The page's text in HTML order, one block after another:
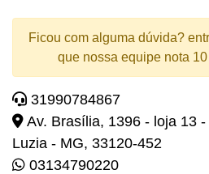
Ficou com alguma dúvida?
que nossa equipe nota
31990784867
Av. Brasília, 1396 - loja 13
Luzia - MG, 33120-452
03134790220